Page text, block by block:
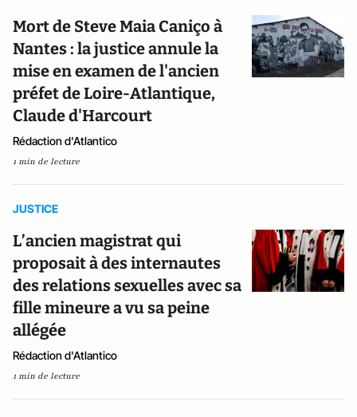
Mort de Steve Maia Caniço à
Nantes : la justice annule la
mise en examen de l'ancien
préfet de Loire-Atlantique,
Claude d'Harcourt
Rédaction d'Atlantico
1 min de lecture
JUSTICE
L’ancien magistrat qui
proposait à des internautes
des relations sexuelles avec sa
fille mineure a vu sa peine
allégée
Rédaction d'Atlantico
1 min de lecture